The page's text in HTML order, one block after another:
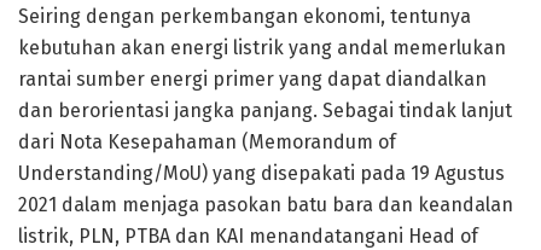
Seiring dengan perkembangan ekonomi, tentunya
kebutuhan akan energi listrik yang andal memerlukan
rantai sumber energi primer yang dapat diandalkan
dan berorientasi jangka panjang. Sebagai tindak lanjut
dari Nota Kesepahaman (Memorandum of
Understanding/MoU) yang disepakati pada 19 Agustus
2021 dalam menjaga pasokan batu bara dan keandalan
listrik, PLN, PTBA dan KAI menandatangani Head of